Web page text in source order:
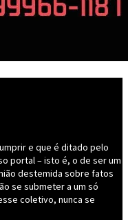
e que é ditado pelo
portal – isto é, o de ser um
destemida sobre fatos
se submeter a um só
coletivo, nunca se